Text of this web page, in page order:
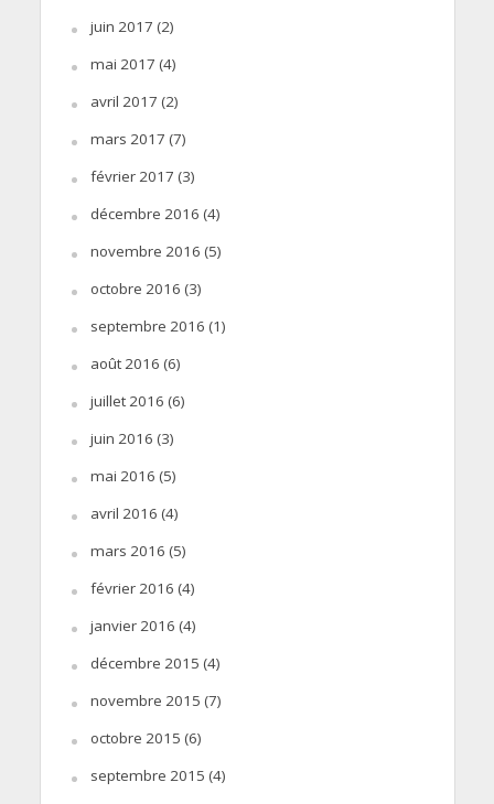
juin 2017 (2)
mai 2017 (4)
avril 2017 (2)
mars 2017 (7)
février 2017 (3)
décembre 2016 (4)
novembre 2016 (5)
octobre 2016 (3)
septembre 2016 (1)
août 2016 (6)
juillet 2016 (6)
juin 2016 (3)
mai 2016 (5)
avril 2016 (4)
mars 2016 (5)
février 2016 (4)
janvier 2016 (4)
décembre 2015 (4)
novembre 2015 (7)
octobre 2015 (6)
septembre 2015 (4)